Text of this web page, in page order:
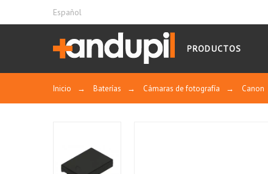
Español
PRODUCTOS
Inicio → Baterías → Cámaras de fotografía → Canon